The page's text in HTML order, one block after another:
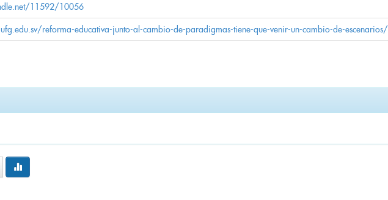
11592/10056
reforma-educativa-junto-al-cambio-de-paradigmas-tiene-que-venir-un-cambio-de-escenarios/